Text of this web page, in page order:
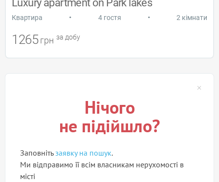
Luxury apartment on Park lakes
Квартира • 4 гостя • 2 кімнати
1265 грн за добу
Нічого
не підійшло?
Заповнітьзаявку на пошук.
Ми відправимо її всім власникам нерухомості в
місті